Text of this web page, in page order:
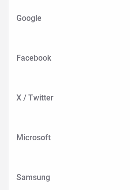
Google
Facebook
X / Twitter
Microsoft
Samsung